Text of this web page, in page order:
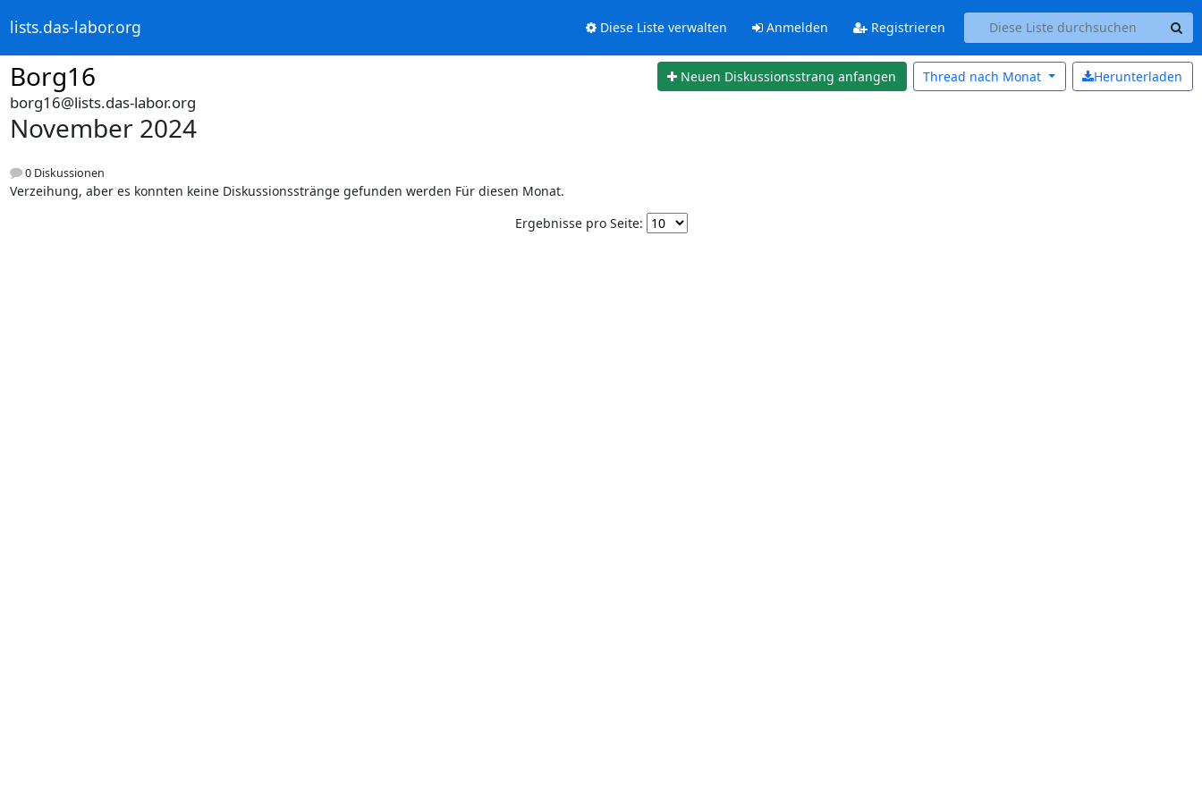
lists.das-labor.org Diese Liste verwalten Anmelden Registrieren
Borg16 Neuen Diskussionsstrang anfangen Herunterladen
Thread nach Monat
borg16@lists.das-labor.org
November 2024
0 Diskussionen
Verzeihung, aber es konnten keine Diskussionsstränge gefunden werden Für diesen Monat.
Ergebnisse pro Seite: